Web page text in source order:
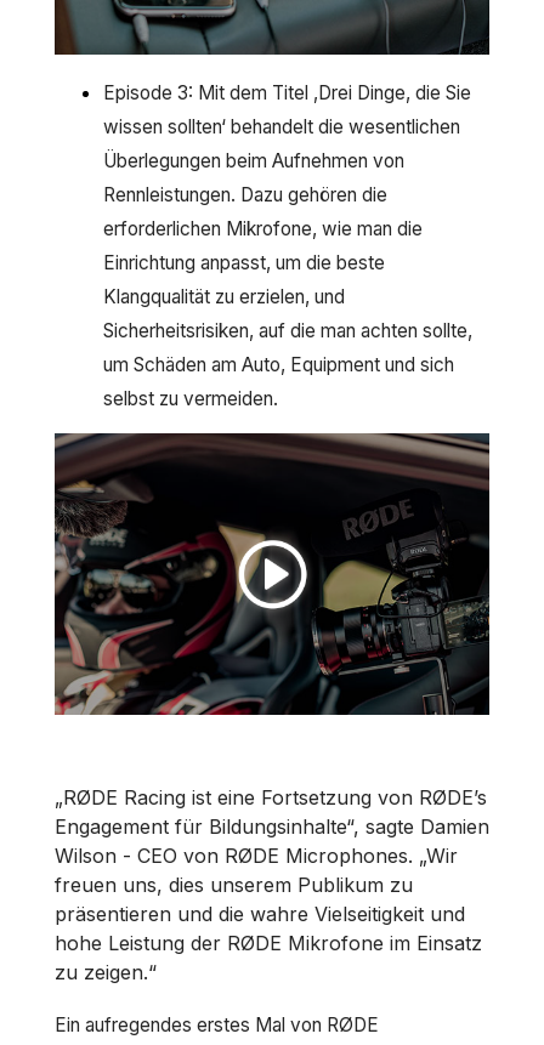
Episode 3: Mit dem Titel ‚Drei Dinge, die Sie
wissen sollten‘ behandelt die wesentlichen
Überlegungen beim Aufnehmen von
Rennleistungen. Dazu gehören die
erforderlichen Mikrofone, wie man die
Einrichtung anpasst, um die beste
Klangqualität zu erzielen, und
Sicherheitsrisiken, auf die man achten sollte,
um Schäden am Auto, Equipment und sich
selbst zu vermeiden.
„RØDE Racing ist eine Fortsetzung von RØDE’s
Engagement für Bildungsinhalte“, sagte Damien
Wilson - CEO von RØDE Microphones. „Wir
freuen uns, dies unserem Publikum zu
präsentieren und die wahre Vielseitigkeit und
hohe Leistung der RØDE Mikrofone im Einsatz
zu zeigen.“
Ein aufregendes erstes Mal von RØDE